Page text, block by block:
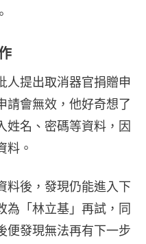
人提出取消器官捐贈申
請會無效，他好奇想了
姓名、密碼等資料，因
料。
料後，發現仍能進入下
為「林立基」再試，同
便發現無法再有下一步